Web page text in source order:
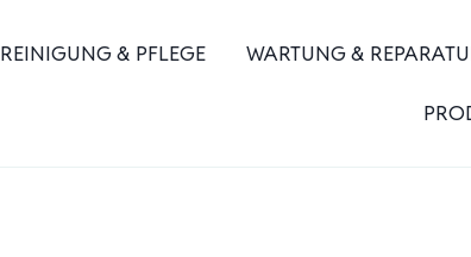
REINIGUNG & PFLEGE WARTUNG &